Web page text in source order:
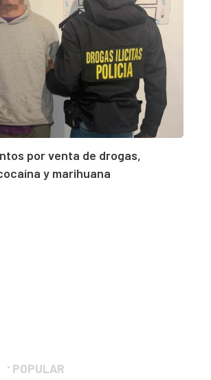
por venta de drogas,
y marihuana
POPULAR